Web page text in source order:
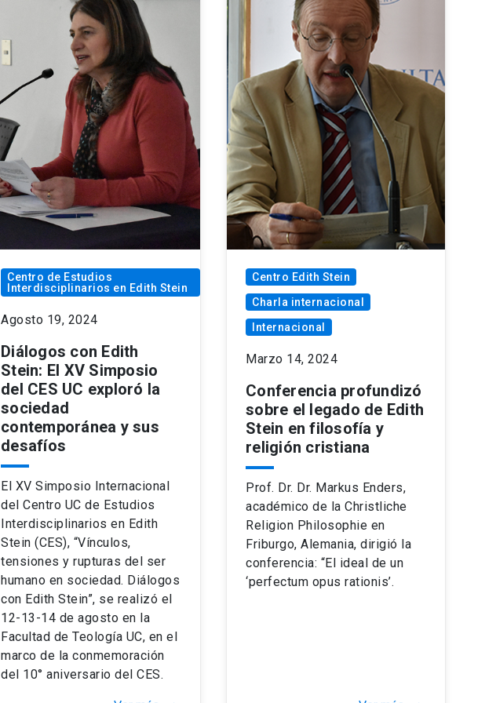
Centro de Estudios
Interdisciplinarios en Edith Stein
Agosto 19, 2024
Diálogos con Edith
Stein: El XV Simposio
del CES UC exploró la
sociedad
contemporánea y sus
desafíos
El XV Simposio Internacional
del Centro UC de Estudios
Interdisciplinarios en Edith
Stein (CES), “Vínculos,
tensiones y rupturas del ser
humano en sociedad. Diálogos
con Edith Stein”, se realizó el
12-13-14 de agosto en la
Facultad de Teología UC, en el
marco de la conmemoración
del 10° aniversario del CES.
Centro Edith Stein
Charla internacional
Internacional
Marzo 14, 2024
Conferencia profundizó
sobre el legado de Edith
Stein en filosofía y
religión cristiana
Prof. Dr. Dr. Markus Enders,
académico de la Christliche
Religion Philosophie en
Friburgo, Alemania, dirigió la
conferencia: “El ideal de un
‘perfectum opus rationis’.